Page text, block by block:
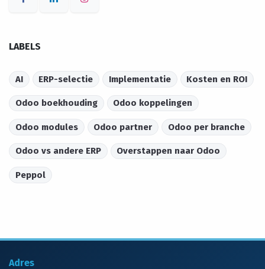
LABELS
AI ERP-selectie Implementatie Kosten en ROI
Odoo boekhouding Odoo koppelingen
Odoo modules Odoo partner Odoo per branche
Odoo vs andere ERP Overstappen naar Odoo
Peppol
Adres